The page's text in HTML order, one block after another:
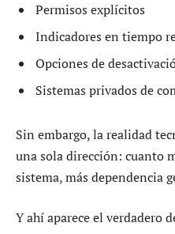
Permisos explícitos
Indicadores en tiempo
Opciones de
Sistemas privados de
Sin embargo, la realidad
una sola dirección: cuanto
sistema, más dependencia
Y ahí aparece el verdadero